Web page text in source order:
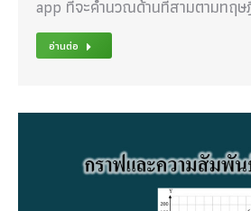
app ที่จะคำนวณด้านที่สามตามทฤ
อ่านต่อ